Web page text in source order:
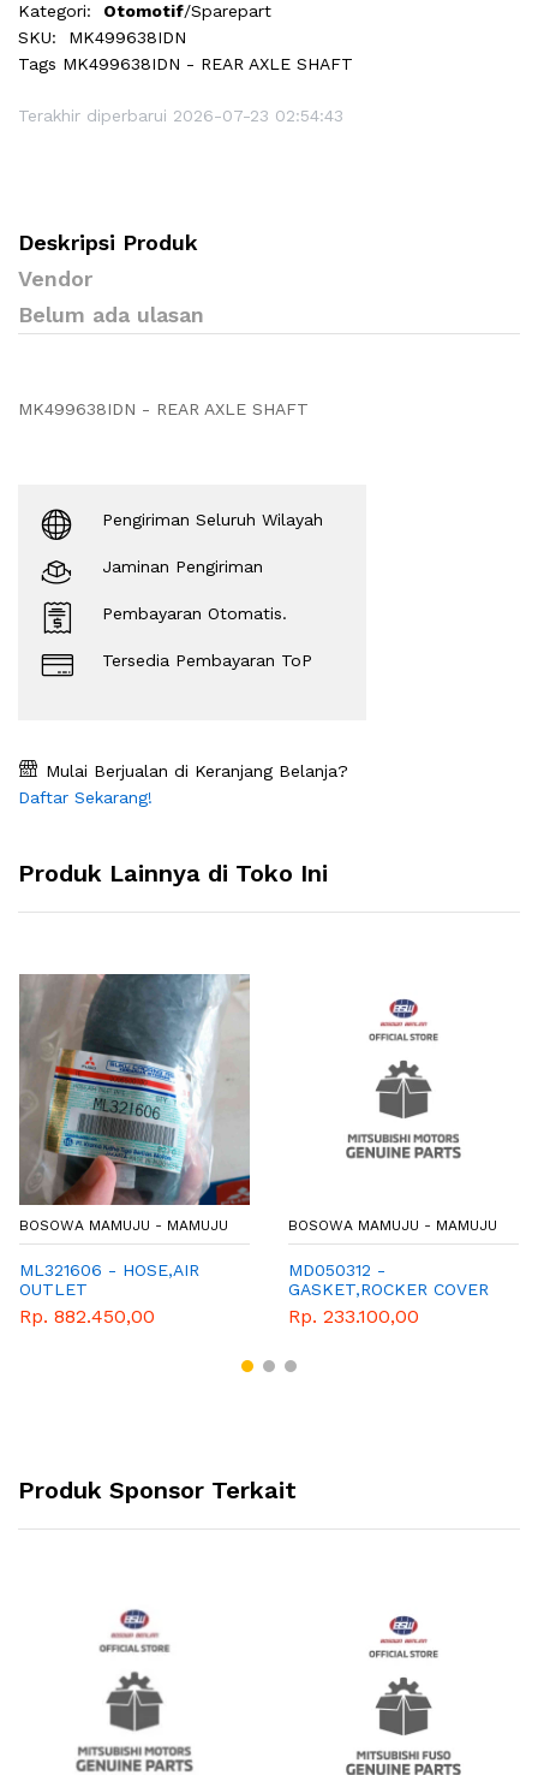
Kategori:
Otomotif/Sparepart
SKU:
MK499638IDN
Tags MK499638IDN - REAR AXLE SHAFT
Terakhir diperbarui 2026-07-23 02:54:43
Deskripsi Produk
Vendor
Belum ada ulasan
MK499638IDN - REAR AXLE SHAFT
Pengiriman Seluruh Wilayah
Jaminan Pengiriman
Pembayaran Otomatis.
Tersedia Pembayaran ToP
Mulai Berjualan di Keranjang Belanja?
Daftar Sekarang!
Produk Lainnya di Toko Ini
BOSOWA MAMUJU - MAMUJU
ML321606 - HOSE,AIR
OUTLET
Rp. 882.450,00
BOSOWA MAMUJU - MAMUJU
MD050312 -
GASKET,ROCKER COVER
Rp. 233.100,00
Produk Sponsor Terkait